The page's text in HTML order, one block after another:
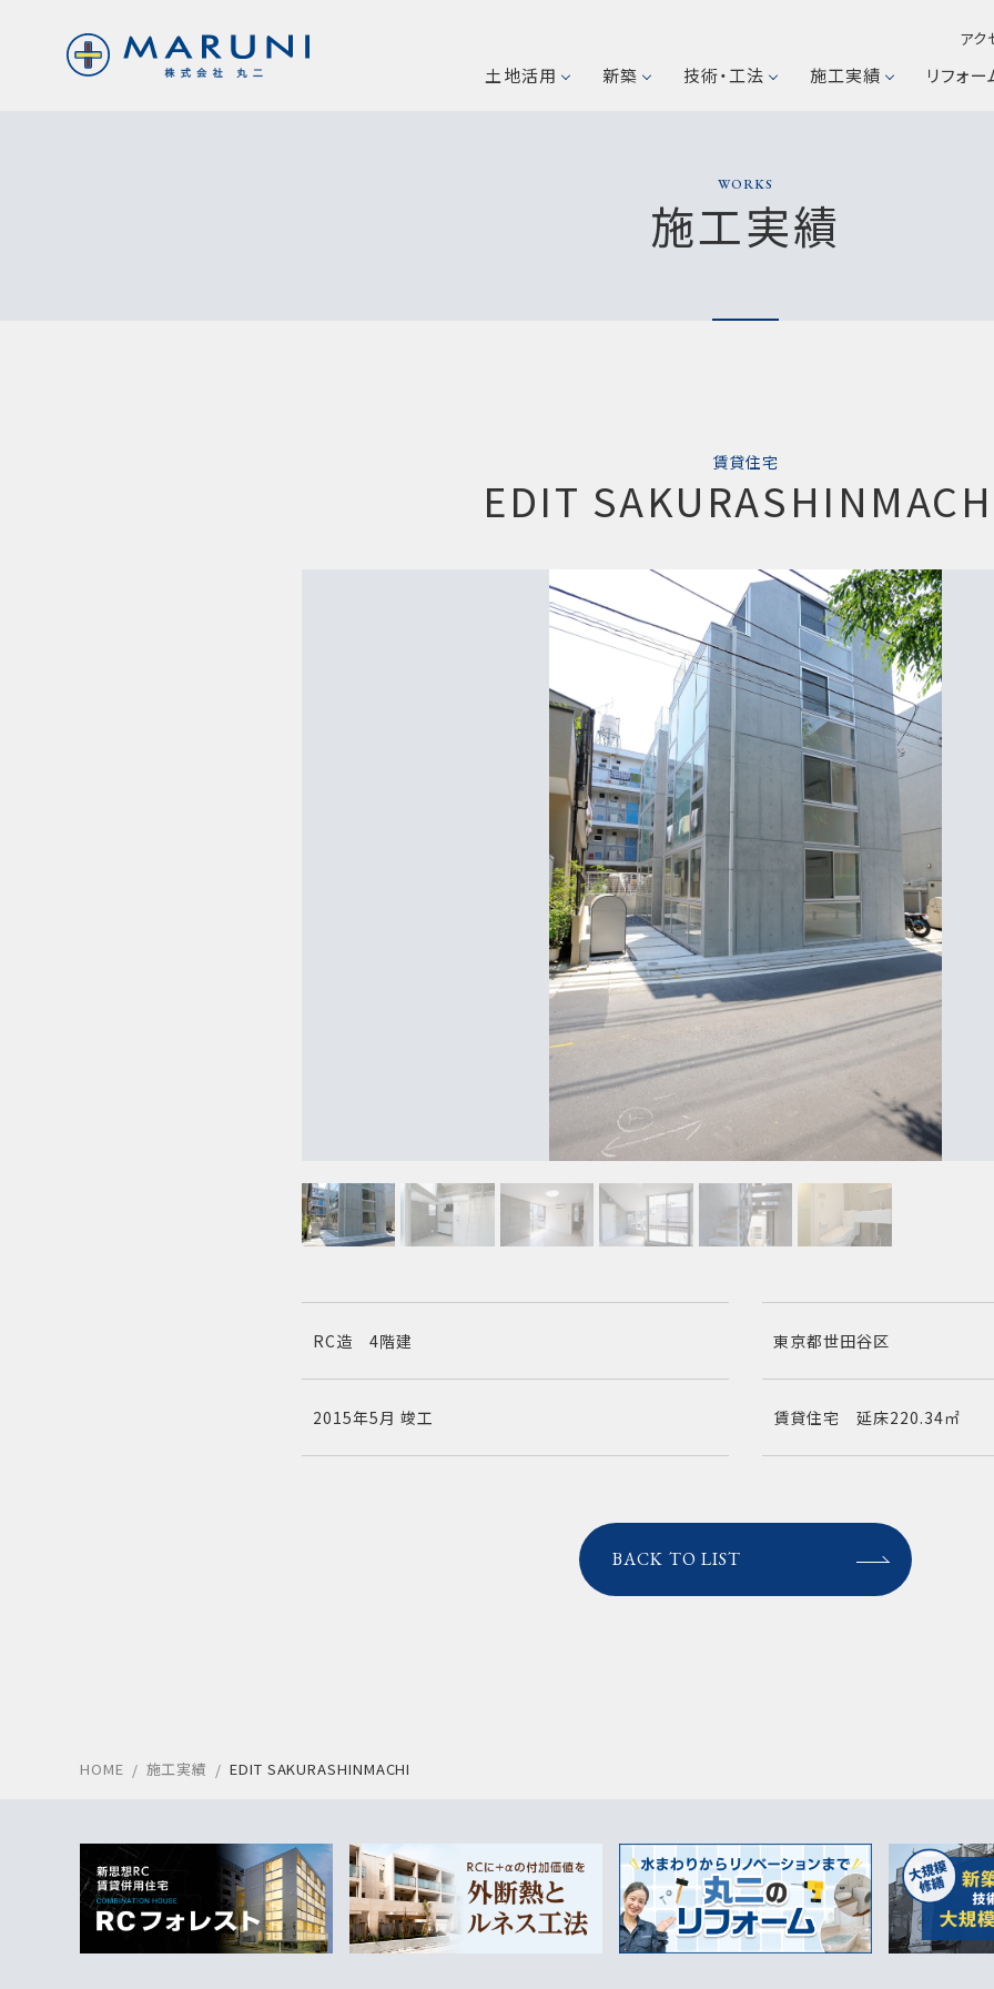
土地活用 新築 技術・工法 施工実績 リフォー
アク
WORKS
施工実績
​賃貸住宅
EDIT
RC造 4階建 東京都世田谷区
2015年5月 竣工 賃貸住宅 延床220.34㎡
BACK TO LIST
HOME 施工実績 EDIT SAKURASHINMACHI